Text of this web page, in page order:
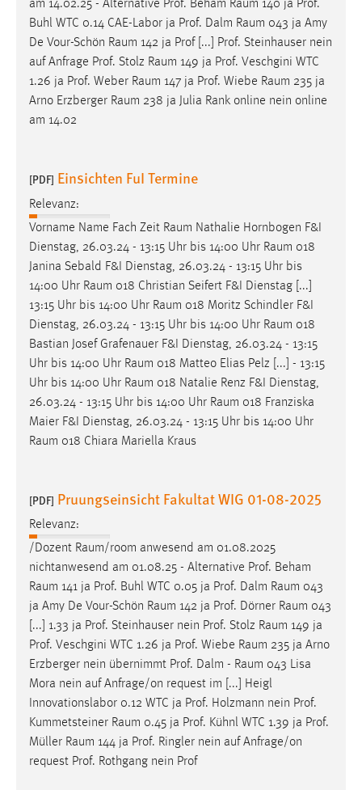
am 14.02.25 - Alternative Prof. Beham Raum 140 ja Prof.
Buhl WTC 0.14 CAE-Labor ja Prof. Dalm Raum 043 ja Amy
De Vour-Schön Raum 142 ja Prof [...] Prof. Steinhauser nein
auf Anfrage Prof. Stolz Raum 149 ja Prof. Veschgini WTC
1.26 ja Prof. Weber Raum 147 ja Prof. Wiebe Raum 235 ja
Arno Erzberger Raum 238 ja Julia Rank online nein online
am 14.02
[PDF] Einsichten FuI Termine
Relevanz:
Vorname Name Fach Zeit Raum Nathalie Hornbogen F&I
Dienstag, 26.03.24 - 13:15 Uhr bis 14:00 Uhr Raum 018
Janina Sebald F&I Dienstag, 26.03.24 - 13:15 Uhr bis
14:00 Uhr Raum 018 Christian Seifert F&I Dienstag [...]
13:15 Uhr bis 14:00 Uhr Raum 018 Moritz Schindler F&I
Dienstag, 26.03.24 - 13:15 Uhr bis 14:00 Uhr Raum 018
Bastian Josef Grafenauer F&I Dienstag, 26.03.24 - 13:15
Uhr bis 14:00 Uhr Raum 018 Matteo Elias Pelz [...] - 13:15
Uhr bis 14:00 Uhr Raum 018 Natalie Renz F&I Dienstag,
26.03.24 - 13:15 Uhr bis 14:00 Uhr Raum 018 Franziska
Maier F&I Dienstag, 26.03.24 - 13:15 Uhr bis 14:00 Uhr
Raum 018 Chiara Mariella Kraus
[PDF] Pruungseinsicht Fakultat WIG 01-08-2025
Relevanz:
/Dozent Raum/room anwesend am 01.08.2025
nichtanwesend am 01.08.25 - Alternative Prof. Beham
Raum 141 ja Prof. Buhl WTC 0.05 ja Prof. Dalm Raum 043
ja Amy De Vour-Schön Raum 142 ja Prof. Dörner Raum 043
[...] 1.33 ja Prof. Steinhauser nein Prof. Stolz Raum 149 ja
Prof. Veschgini WTC 1.26 ja Prof. Wiebe Raum 235 ja Arno
Erzberger nein übernimmt Prof. Dalm - Raum 043 Lisa
Mora nein auf Anfrage/on request im [...] Heigl
Innovationslabor 0.12 WTC ja Prof. Holzmann nein Prof.
Kummetsteiner Raum 0.45 ja Prof. Kühnl WTC 1.39 ja Prof.
Müller Raum 144 ja Prof. Ringler nein auf Anfrage/on
request Prof. Rothgang nein Prof
EXTERNE MEDIEN
Um Inhalte von Videoplattformen und Social Media
Plattformen anzeigen zu können, werden von diesen
externen Medien Cookies gesetzt.
YouTube